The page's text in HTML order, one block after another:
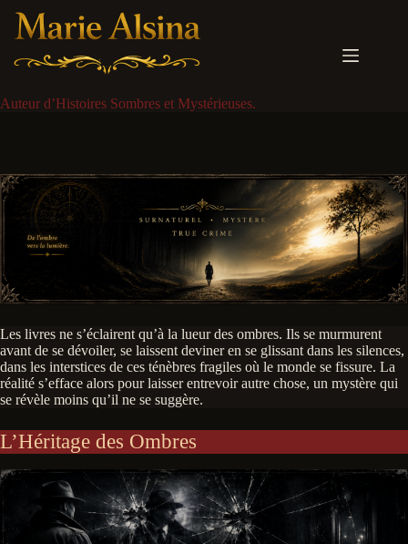
contenu
Auteur d’Histoires Sombres et Mystérieuses.
Les livres ne s’éclairent qu’à la lueur des ombres. Ils se murmurent
avant de se dévoiler, se laissent deviner en se glissant dans les silences,
dans les interstices de ces ténèbres fragiles où le monde se fissure. La
réalité s’efface alors pour laisser entrevoir autre chose, un mystère qui
se révèle moins qu’il ne se suggère.
L’Héritage des Ombres